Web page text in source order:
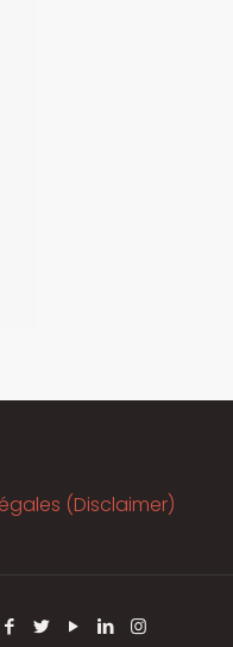
(Disclaimer)